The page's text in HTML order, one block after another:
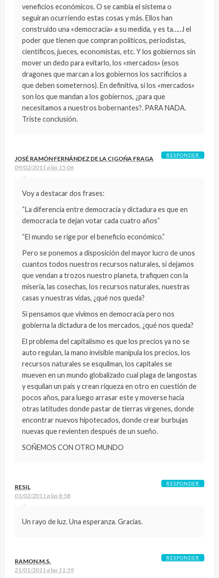
veneficios económicos. O se cambia el sistema o
seguiran ocurriendo estas cosas y más. Ellos han
construido una «democracia» a su medida, y es ta……l el
poder que tienen que compran politicos, periodistas,
cientificos, jueces, economistas, etc. Y los gobiernos sin
mover un dedo para evitarlo, los «mercados» (esos
dragones que marcan a los gobiernos los sacrificios a
que deben someternos). En definitiva, si los «mercados»
son los que mandan a los gobiernos, ¿para que
necesitamos a nuestros bobernantes?. PARA NADA.
Triste conclusión.
JOSÉ RAMÓN FERNÁNDEZ DE LA CIGOÑA FRAGA
09/02/2011 a las 15:06
Voy a destacar dos frases:
“La diferencia entre democracia y dictadura es que en
democracia te dejan votar cada cuatro años”
“El mundo se rige por el beneficio económico.”
Pero se ponemos a disposición del mayor lucro de unos
cuantos todos nuestros recursos naturales, si dejamos
que vendan a trozos nuestro planeta, trafiquen con la
miseria, las cosechas, los recursos naturales, nuestras
casas y nuestras vidas, ¿qué nos queda?
Si pensamos que vivimos en democracia pero nos
gobierna la dictadura de los mercados, ¿qué nos queda?
El problema del capitalismo es que los precios ya no se
auto regulan, la mano invisible manipula los precios, los
recursos naturales se esquilman, los capitales se
mueven en un mundo globalizado cual plaga de langostas
y esquilan un país y crean riqueza en otro en cuestión de
pocos años, para luego arrasar este y moverse hacia
otras latitudes donde pastar de tierras vírgenes, donde
encontrar nuevos hipotecados, donde crear burbujas
nuevas que revienten después de un sueño.
SOÑEMOS CON OTRO MUNDO
RESPONDER
RESIL
01/02/2011 a las 8:58
Un rayo de luz. Una esperanza. Gracias.
RESPONDER
RAMON.M.S.
21/01/2011 a las 11:59
RESPONDER